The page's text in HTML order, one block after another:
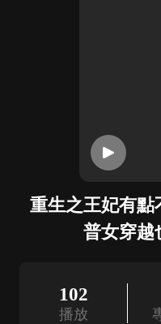
重生之王妃有點
普女穿越
102
播放